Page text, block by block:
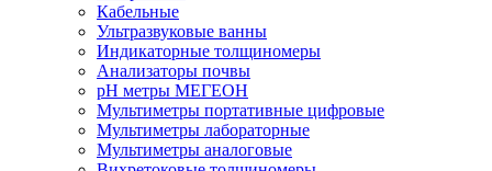
Кабельные
Ультразвуковые ванны
Индикаторные толщиномеры
Анализаторы почвы
рН метры МЕГЕОН
Мультиметры портативные цифровые
Мультиметры лабораторные
Мультиметры аналоговые